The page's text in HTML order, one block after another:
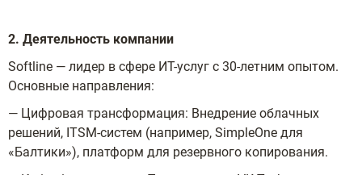
2. Деятельность компании
Softline — лидер в сфере ИТ-услуг с 30-летним опытом.
Основные направления:
— Цифровая трансформация: Внедрение облачных
решений, ITSM-систем (например, SimpleOne для
«Балтики»), платформ для резервного копирования.